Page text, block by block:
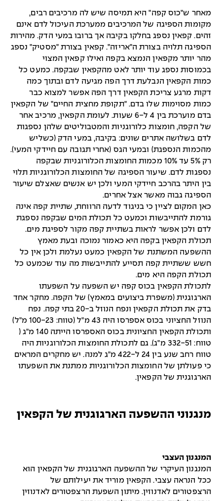
מאחר ש"כוס קפה" היא תמיסה שיש לה מרכיבים רבים,
מקומות הספיגה של המרכיבים ממערכת העיכול לדם אינם
זהים. קפאין נספג בחלקו בקיבה אך ברובו במעי הדק. מהירות
הספיגה תלויה בצורת ה"אריזה". קפאין בצורת "מסטיק" נספג
מהר יותר מקפאין הנמצא בקפה ואילו קפאין המצוי
בכמוסות נספג עוד יותר לאט מהקפאין שבקפה. כמעט כל
כמות הקפאין הנבלעת דרך הפה מגיעה לדם ובתוך כמה
דקות מרגע צריכת הקפאין דרך הפה אפשר למצוא כבר
כמות מסוימות שלו בדם. "תקופת מחצית החיים" של הקפאין
בדם מוערכת בין 4 ל-6 שעות. לעומת הקפאין, מרכיב אחר
של הקפה, חומצות כלורוגניות והמטבוליטים שלהן נספגות
לדם בשלושה אתרים שונים: בקיבה, במעי הדק (כשליש
מהכמות הנספגת) ובמעי הגס (אחרי תגובה עם חיידקי המעי).
רק 5% עד 10% מכמות החומצות הכלורוגניות שבקפה
נספגות לדם. שיעור הספיגה של החומצות הכלורוגניות תלוי
בין היתר בהרכב חיידקי המעי ולכן יש אנשים שאצלם שיעור
הספיגה גבוה מאשר אצל אחרים.
כאן המקום לציין כי בניגוד לדעה הרווחת, שתיית קפה אינה
גורמת להתייבשות וכמעט כל תכולת המים שבקפה נספגת
לדם ולכן אפשר לראות בשתיית קפה מקור לספיגת מים.
תכולת הקפאין בקפה היא כאמור נמוכה ובעת מאמץ
ההשפעה המשתנת של הקפאין כמעט נעלמת ולכן אין כל
חשש ששתיית קפה תסייע להתייבשות מה עוד שכמעט כל
תכולת הקפה היא מים.
לתכולת הקפאין בכוס קפה יש השפעה על השפעתו
הארגוגנית (משפרת ביצועים במאמץ) של הקפה. מחקר אחד
בדק את תכולת הקפאין ונפח הנוזל ב-20 בתי קפה. נפח
הנוזל החציוני בכוס אספרסו היה 43 מ"ל (טווח: 100-23 מ"ל)
ותכולת הקפאין החציונית בכוס האספרסו הייתה 140 מ"ג (
טווח: 332-51 מ"ג). גם לתכולת החומצות הכלורוגניות היה
טווח רחב שנע בין 24 ל-422 מ"ג למנה. יש מחקרים המראים
כי פעולתן של החומצות הכלורוגניות ממתנת את השפעתו
הארגוגנית של הקפאין.
מנגנוני ההשפעה הארגוגנית של הקפאין
המנגנון העצבי
המנגנון העיקרי של ההשפעה הארגוגנית של הקפאין הוא
ככל הנראה עצבי. הקפאין מוריד את יעילותם של
הרצפטורים לאדנוזין. מיתון השפעת הרצפטורים לאדנוזין